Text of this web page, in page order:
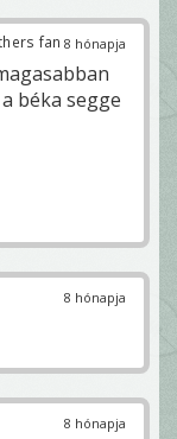
8 hónapja
fan
béka segge
8 hónapja
8 hónapja